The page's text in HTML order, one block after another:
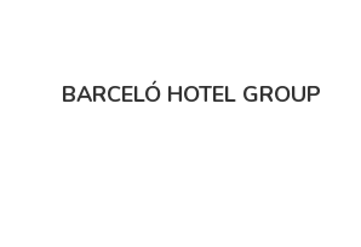
BARCELÓ HOTEL GROUP